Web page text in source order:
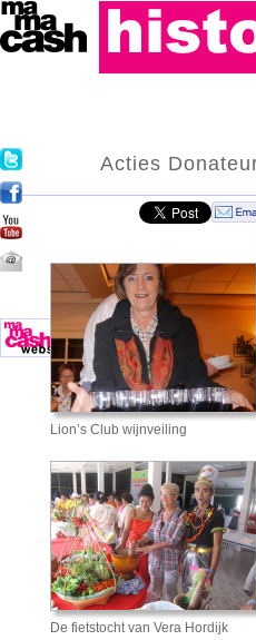
Acties
Lion’s Club wijnveiling
De fietstocht van Vera Hordijk